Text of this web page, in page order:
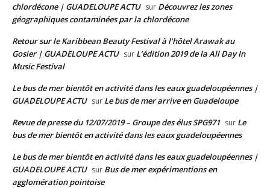
chlordécone | GUADELOUPE ACTU sur Découvrez les zones
géographiques contaminées par la chlordécone
Retour sur le Karibbean Beauty Festival à l’hôtel Arawak au
Gosier | GUADELOUPE ACTU sur L’édition 2019 de la All Day In
Music Festival
Le bus de mer bientôt en activité dans les eaux guadeloupéennes |
GUADELOUPE ACTU sur Le bus de mer arrive en Guadeloupe
Revue de presse du 12/07/2019 – Groupe des élus SPG971 sur Le
bus de mer bientôt en activité dans les eaux guadeloupéennes
Le bus de mer bientôt en activité dans les eaux guadeloupéennes |
GUADELOUPE ACTU sur Bus de mer expérimentions en
agglomération pointoise